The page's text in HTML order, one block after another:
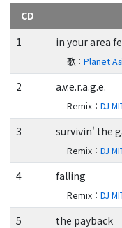
CD
1
in your area
歌 ：Planet
2 a.v.e.r.a.g.e.
Remix ：DJ
3 survivin' the
Remix ：DJ
4 falling
Remix ：DJ
5 the payback